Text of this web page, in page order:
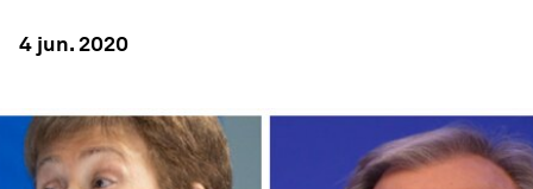
4 jun. 2020